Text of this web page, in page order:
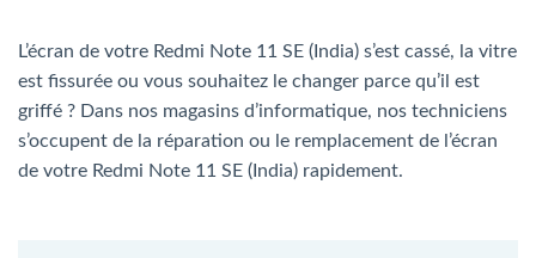
Agent Windows
L’écran de votre Redmi Note 11 SE (India) s’est cassé, la vitre
est fissurée ou vous souhaitez le changer parce qu’il est
griffé ? Dans nos magasins d’informatique, nos techniciens
s’occupent de la réparation ou le remplacement de l’écran
de votre Redmi Note 11 SE (India) rapidement.